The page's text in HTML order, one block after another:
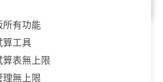
所有功能
算工具
算表無上限
理無上限